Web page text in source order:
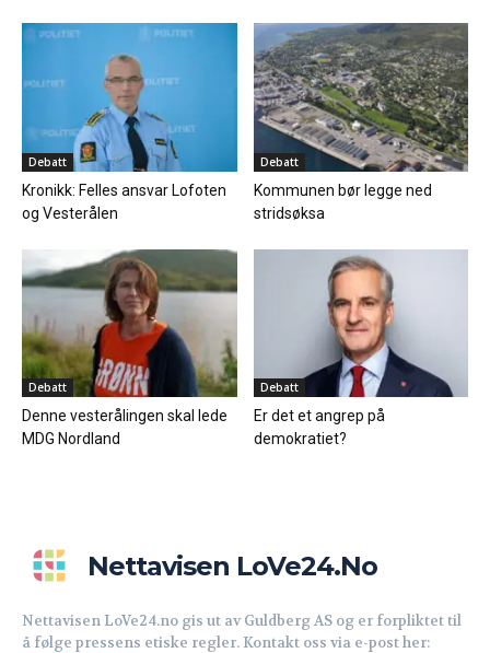
Debatt
Kronikk: Felles ansvar Lofoten
og Vesterålen
Debatt
Kommunen bør legge ned
stridsøksa
Debatt
Denne vesterålingen skal lede
MDG Nordland
Debatt
Er det et angrep på
demokratiet?
Nettavisen LoVe24.no
Nettavisen LoVe24.no gis ut av Guldberg AS og er forpliktet til
å følge pressens etiske regler. Kontakt oss via e-post her: